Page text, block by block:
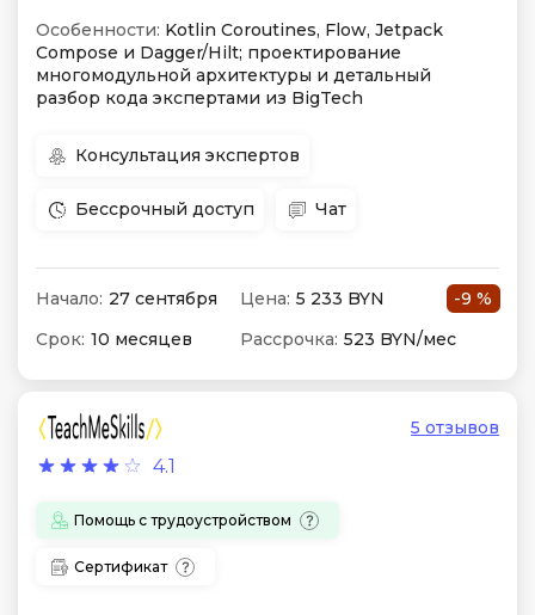
Особенности: Kotlin Coroutines, Flow, Jetpack
Compose и Dagger/Hilt; проектирование
многомодульной архитектуры и детальный
разбор кода экспертами из BigTech
Консультация экспертов
Бессрочный доступ Чат
Начало: 27 сентября Цена: 5 233 BYN
-9 %
Срок: 10 месяцев Рассрочка: 523 BYN/мес
4.1
5 отзывов
Помощь с трудоустройством
Сертификат